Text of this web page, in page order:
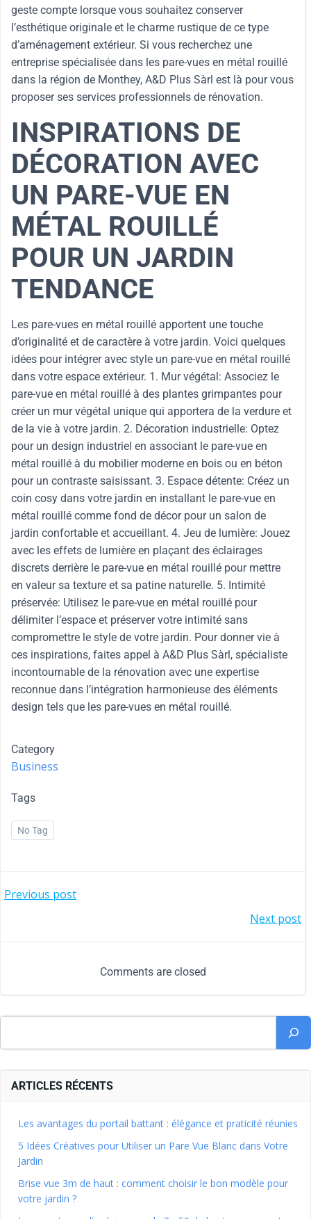
geste compte lorsque vous souhaitez conserver
l’esthétique originale et le charme rustique de ce type
d’aménagement extérieur. Si vous recherchez une
entreprise spécialisée dans les pare-vues en métal rouillé
dans la région de Monthey, A&D Plus Sàrl est là pour vous
proposer ses services professionnels de rénovation.
INSPIRATIONS DE
DÉCORATION AVEC
UN PARE-VUE EN
MÉTAL ROUILLÉ
POUR UN JARDIN
TENDANCE
Les pare-vues en métal rouillé apportent une touche
d’originalité et de caractère à votre jardin. Voici quelques
idées pour intégrer avec style un pare-vue en métal rouillé
dans votre espace extérieur. 1. Mur végétal: Associez le
pare-vue en métal rouillé à des plantes grimpantes pour
créer un mur végétal unique qui apportera de la verdure et
de la vie à votre jardin. 2. Décoration industrielle: Optez
pour un design industriel en associant le pare-vue en
métal rouillé à du mobilier moderne en bois ou en béton
pour un contraste saisissant. 3. Espace détente: Créez un
coin cosy dans votre jardin en installant le pare-vue en
métal rouillé comme fond de décor pour un salon de
jardin confortable et accueillant. 4. Jeu de lumière: Jouez
avec les effets de lumière en plaçant des éclairages
discrets derrière le pare-vue en métal rouillé pour mettre
en valeur sa texture et sa patine naturelle. 5. Intimité
préservée: Utilisez le pare-vue en métal rouillé pour
délimiter l’espace et préserver votre intimité sans
compromettre le style de votre jardin. Pour donner vie à
ces inspirations, faites appel à A&D Plus Sàrl, spécialiste
incontournable de la rénovation avec une expertise
reconnue dans l’intégration harmonieuse des éléments
design tels que les pare-vues en métal rouillé.
Category
Business
Tags
No Tag
Previous post
Next post
Comments are closed
ARTICLES RÉCENTS
Les avantages du portail battant : élégance et praticité réunies
5 Idées Créatives pour Utiliser un Pare Vue Blanc dans Votre
Jardin
Brise vue 3m de haut : comment choisir le bon modèle pour
votre jardin ?